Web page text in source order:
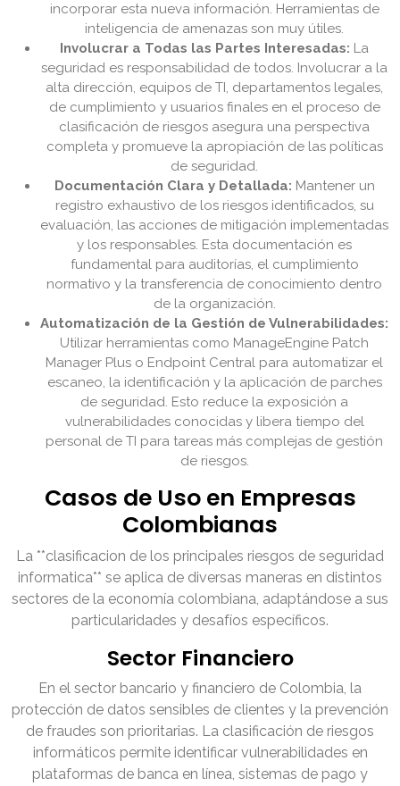
incorporar esta nueva información. Herramientas de
inteligencia de amenazas son muy útiles.
Involucrar a Todas las Partes Interesadas: La
seguridad es responsabilidad de todos. Involucrar a la
alta dirección, equipos de TI, departamentos legales,
de cumplimiento y usuarios finales en el proceso de
clasificación de riesgos asegura una perspectiva
completa y promueve la apropiación de las políticas
de seguridad.
Documentación Clara y Detallada: Mantener un
registro exhaustivo de los riesgos identificados, su
evaluación, las acciones de mitigación implementadas
y los responsables. Esta documentación es
fundamental para auditorías, el cumplimiento
normativo y la transferencia de conocimiento dentro
de la organización.
Automatización de la Gestión de Vulnerabilidades:
Utilizar herramientas como ManageEngine Patch
Manager Plus o Endpoint Central para automatizar el
escaneo, la identificación y la aplicación de parches
de seguridad. Esto reduce la exposición a
vulnerabilidades conocidas y libera tiempo del
personal de TI para tareas más complejas de gestión
de riesgos.
Casos de Uso en Empresas
Colombianas
La **clasificacion de los principales riesgos de seguridad
informatica** se aplica de diversas maneras en distintos
sectores de la economía colombiana, adaptándose a sus
particularidades y desafíos específicos.
Sector Financiero
En el sector bancario y financiero de Colombia, la
protección de datos sensibles de clientes y la prevención
de fraudes son prioritarias. La clasificación de riesgos
informáticos permite identificar vulnerabilidades en
plataformas de banca en línea, sistemas de pago y